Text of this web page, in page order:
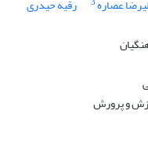
عصاره رقیه حیدری
و پرورش